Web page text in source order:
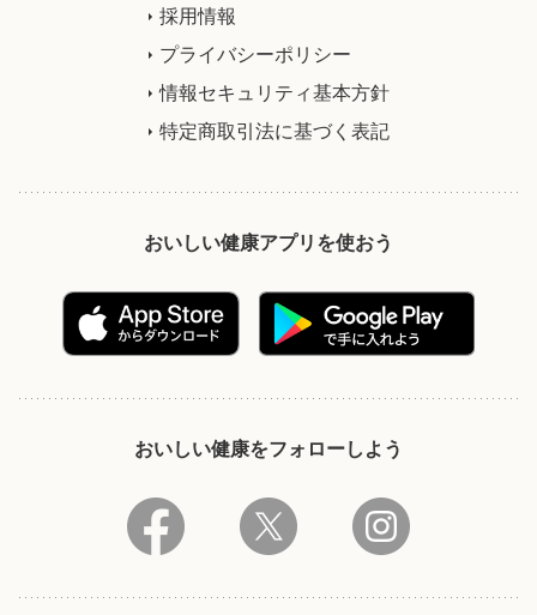
採用情報
プライバシーポリシー
情報セキュリティ基本方針
特定商取引法に基づく表記
おいしい健康アプリを使おう
おいしい健康をフォローしよう